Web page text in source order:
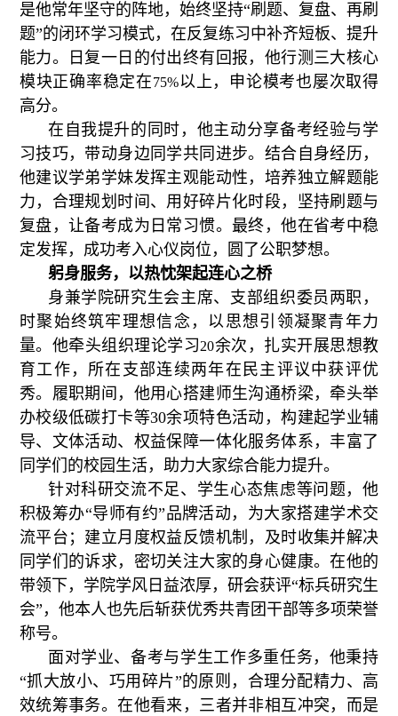
是他常年坚守的阵地，始终坚持“刷题、复盘、再刷
题”的闭 环学习模式，在反复练习中补齐短板、提升
能力。日复一日的付出终有回报，他行测三大核心
模块正确率稳定在75%以上，申论模考也屡次取得
高分。
在自我提升的同时，他主动分享备考经验与学
习技巧，带动身边同学共同进步。结合自身经历，
他建议学弟学妹发挥主观能动性，培养独立解题能
力，合理规划时间、用好碎片化时段，坚持刷题与
复盘，让备考成为日常习惯。最终，他在省考中稳
定发挥，成功考入心仪岗位，圆了公职梦想。
躬身服务，以热忱架起连心之桥
身兼学院研究生会主席、支部组织委员两职，
时聚始终筑牢理想信念，以思想引领凝聚青年力
量。他牵头组织理论学习20余次，扎实开展思想教
育工作，所在支部连续两年在民主评议中获评优
秀。履职期间，他用心搭建师生沟通桥梁，牵头举
办校级低碳打卡等30余项特色活动，构建起学业辅
导、文体活动、权益保障一体化服务体系，丰富了
同学们的校园生活，助力大家综合能力提升。
针对科研交流不足、学生心态焦虑等问题，他
积极筹办“导师有约”品牌活动，为大家搭建学术交
流平台；建立月度权益反馈机制，及时收集并解决
同学们的诉求，密切关注大家的身心健康。在他的
带领下，学院学风日益浓厚，研会获评“标兵研究生
会”，他本人也先后斩获优秀共青团干部等多项荣誉
称号。
面对学业、备考与学生工作多重任务 ，他秉持
“抓大放小、巧用碎片”的原则，合理分配精力、高
效统筹事务。在他看来，三者并非相互冲突，而是